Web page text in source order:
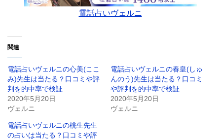
電話占いヴェルニ
関連
電話占いヴェルニの心美(ここ
み)先生は当たる？口コミや評
判を的中率で検証
2020年5月20日
ヴェルニ
電話占いヴェルニの春皇(しゅ
んのう)先生は当たる？口コミ
や評判を的中率で検証
2020年5月20日
ヴェルニ
電話占いヴェルニの桃生先生
の占いは当たる？口コミや評